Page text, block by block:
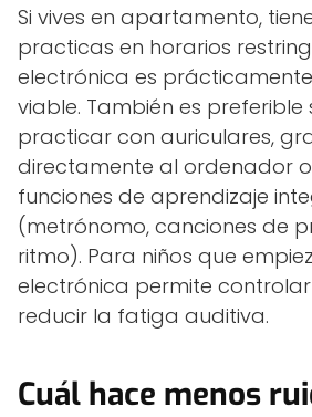
Si vives en apartamento,
practicas en horarios
electrónica es
viable. También es preferible
practicar con auriculares,
directamente al ordenador
funciones de aprendizaje
(metrónomo, canciones de
ritmo). Para niños que
electrónica permite
reducir la fatiga auditiva.
Cuál hace menos